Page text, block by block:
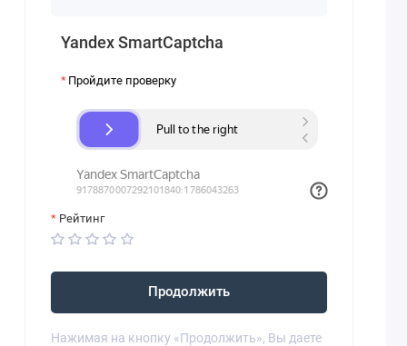
Yandex SmartCaptcha
Пройдите проверку
Рейтинг
Продолжить
Нажимая на кнопку «Продолжить», Вы даете